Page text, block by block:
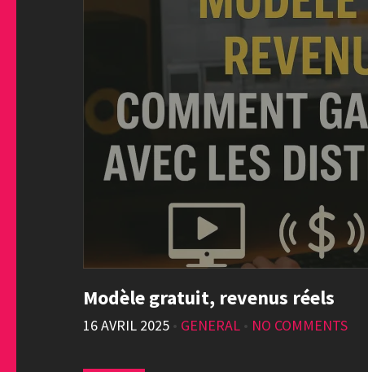
Modèle gratuit, revenus réels
16 AVRIL 2025 • GENERAL • NO COMMENTS